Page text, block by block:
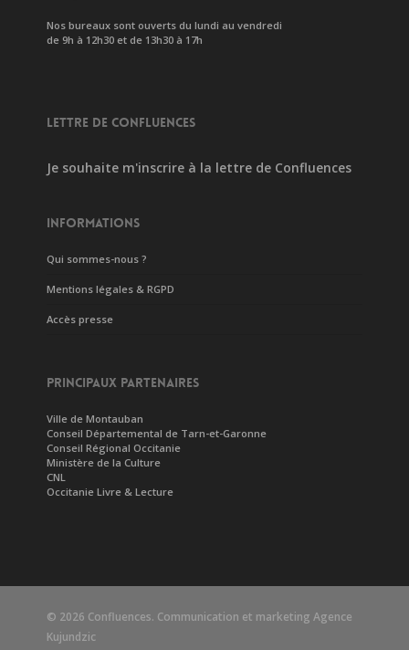
Nos bureaux sont ouverts du lundi au vendredi
de 9h à 12h30 et de 13h30 à 17h
LETTRE DE CONFLUENCES
Je souhaite m'inscrire à la lettre de Confluences
INFORMATIONS
Qui sommes-nous ?
Mentions légales & RGPD
Accès presse
PRINCIPAUX PARTENAIRES
Ville de Montauban
Conseil Départemental de Tarn-et-Garonne
Conseil Régional Occitanie
Ministère de la Culture
CNL
Occitanie Livre & Lecture
© 2026 Confluences. Communication et marketing Agence
Kujundzic